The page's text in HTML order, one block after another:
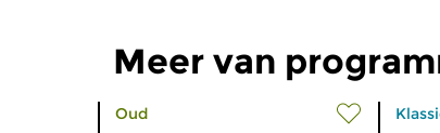
Meer van
Oud